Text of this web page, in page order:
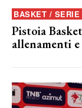
BASKET / SERIE
Pistoia
allenamenti